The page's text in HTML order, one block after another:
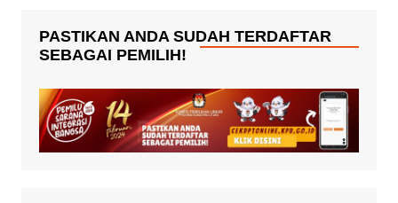
PASTIKAN ANDA SUDAH TERDAFTAR
SEBAGAI PEMILIH!